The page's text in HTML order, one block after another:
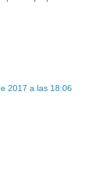
2017 a las 18:06